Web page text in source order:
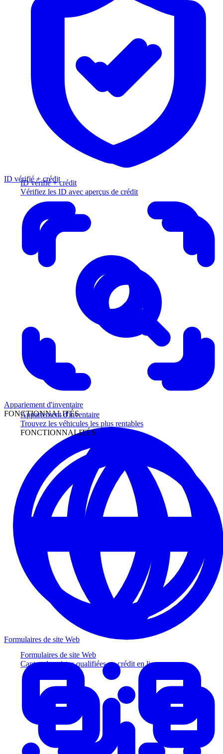
ID vérifié + crédit
Vérifiez les ID avec aperçus de crédit
Appariement d'inventaire
Trouvez les véhicules les plus rentables
FONCTIONNALITÉS
Formulaires de site Web
Captez des pistes qualifiées au crédit en ligne
ID vérifié + crédit
Appariement d'inventaire
FONCTIONNALITÉS
Formulaires de site Web